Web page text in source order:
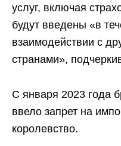
услуг, включая
будут введены «в
взаимодействии с
странами»,
С января 2023 года
ввело запрет на
королевство.